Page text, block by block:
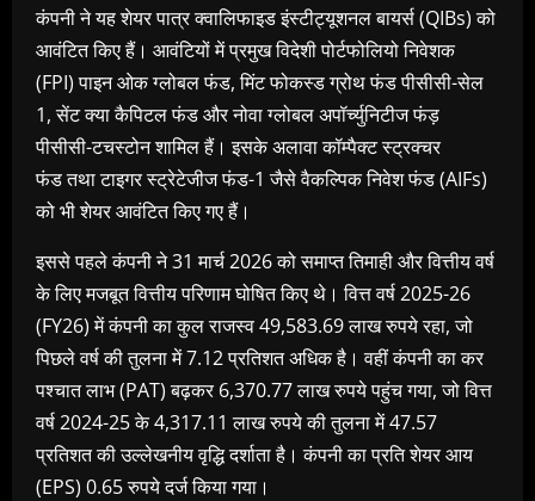
कंपनी ने यह शेयर पात्रक्वालिफाइड इंस्टीट्यूशनल बायर्स(QIBs)को
आवंटित किए हैं। आवंटियों में प्रमुख विदेशी पोर्टफोलियो निवेशक
(FPI)पाइन ओक ग्लोबल फंड,मिंट फोकस्ड ग्रोथ फंड पीसीसी-सेल
1,सेंट क्या कैपिटल फंड और नोवा ग्लोबल अपॉर्च्युनिटीज फंड़
पीसीसी-टचस्टोनशामिल हैं। इसके अलावाकॉम्पैक्ट स्ट्रक्चर
फंडतथाटाइगर स्ट्रेटेजीज फंड-1जैसे वैकल्पिक निवेश फंड (AIFs)
को भी शेयर आवंटित किए गए हैं।
इससे पहले कंपनी ने31मार्च2026को समाप्त तिमाही और वित्तीय वर्ष
के लिए मजबूत वित्तीय परिणाम घोषित किए थे। वित्त वर्ष2025-26
(FY26)में कंपनी का कुल राजस्व49,583.69लाख रुपयेरहा,जो
पिछले वर्ष की तुलना में7.12प्रतिशतअधिक है। वहीं कंपनी काकर
पश्चात लाभ (PAT)बढ़कर6,370.77लाख रुपयेपहुंच गया,जो वित्त
वर्ष2024-25के4,317.11लाख रुपयेकी तुलना में47.57
प्रतिशतकी उल्लेखनीय वृद्धि दर्शाता है। कंपनी काप्रति शेयर आय
(EPS) 0.65रुपये दर्ज किया गया।